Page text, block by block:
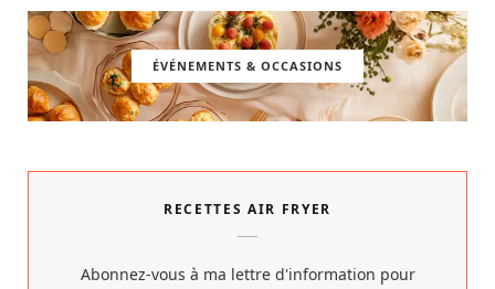
ÉVÉNEMENTS & OCCASIONS
RECETTES AIR FRYER
Abonnez-vous à ma lettre d'information pour